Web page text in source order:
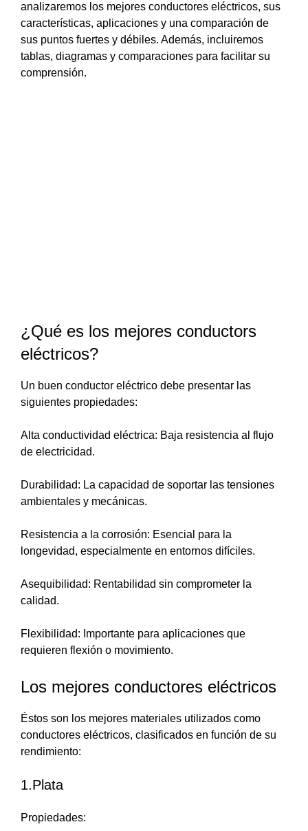
analizaremos los mejores conductores eléctricos, sus
características, aplicaciones y una comparación de
sus puntos fuertes y débiles. Además, incluiremos
tablas, diagramas y comparaciones para facilitar su
comprensión.
¿Qué es los mejores conductors
eléctricos?
Un buen conductor eléctrico debe presentar las
siguientes propiedades:
Alta conductividad eléctrica: Baja resistencia al flujo
de electricidad.
Durabilidad: La capacidad de soportar las tensiones
ambientales y mecánicas.
Resistencia a la corrosión: Esencial para la
longevidad, especialmente en entornos difíciles.
Asequibilidad: Rentabilidad sin comprometer la
calidad.
Flexibilidad: Importante para aplicaciones que
requieren flexión o movimiento.
Los mejores conductores eléctricos
Éstos son los mejores materiales utilizados como
conductores eléctricos, clasificados en función de su
rendimiento:
1.Plata
Propiedades: